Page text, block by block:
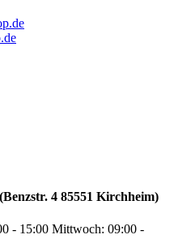
4 85551 Kirchheim)
- 15:00 Mittwoch: 09:00 -